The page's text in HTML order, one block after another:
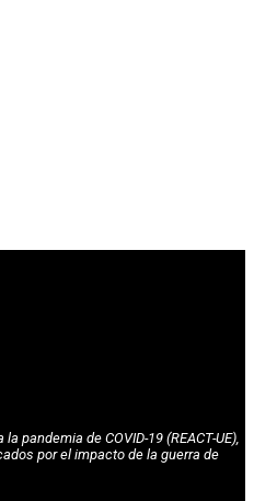
pandemia de COVID-19 (REACT-UE),
por el impacto de la guerra de